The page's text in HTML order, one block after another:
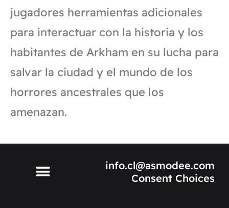
jugadores herramientas adicionales
para interactuar con la historia y los
habitantes de Arkham en su lucha para
salvar la ciudad y el mundo de los
horrores ancestrales que los
amenazan.
info.cl@asmodee.com
Consent Choices